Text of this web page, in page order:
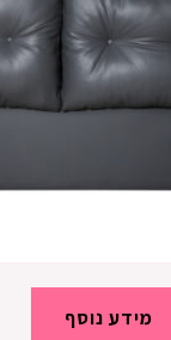
מידע נוסף